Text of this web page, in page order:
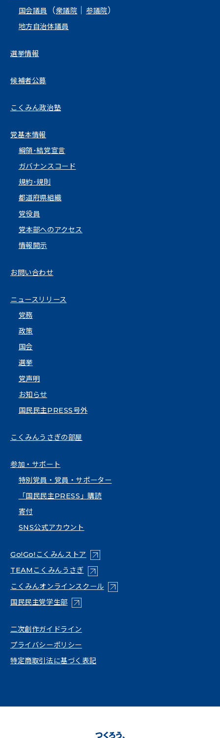
国会議員
（衆議院 ｜参議院）
地方自治体議員
選挙情報
候補者公募
こくみん政治塾
党基本情報
綱領･結党宣言
ガバナンスコード
規約･規則
都道府県組織
党役員
党本部へのアクセス
情報開示
お問い合わせ
ニュースリリース
党務
政策
国会
選挙
党声明
お知らせ
国民民主PRESS号外
こくみんうさぎの部屋
参加・サポート
特別党員・党員・サポーター
「国民民主PRESS」購読
寄付
SNS公式アカウント
Go!Go!こくみんストア （新しいタブで開く）
TEAMこくみんうさぎ（新しいタブで開く）
こくみんオンラインスクール （新しいタブで開く）
国民民主党学生部（新しいタブで開く）
二次創作ガイドライン
プライバシーポリシー
特定商取引法に基づく表記